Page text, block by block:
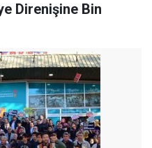
Direnişine Bin